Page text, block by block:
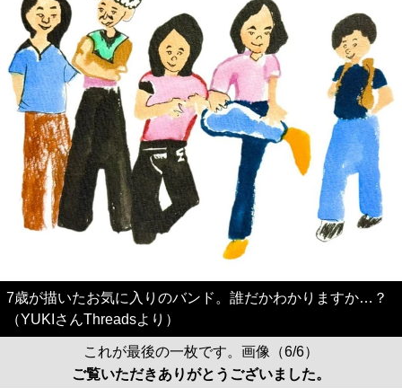
7歳が描いたお気に入りのバンド。誰だかわかりますか…？
（YUKIさんThreadsより）
これが最後の一枚です。画像（6/6）
ご覧いただきありがとうございました。